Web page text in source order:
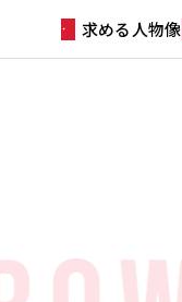
求める人物像